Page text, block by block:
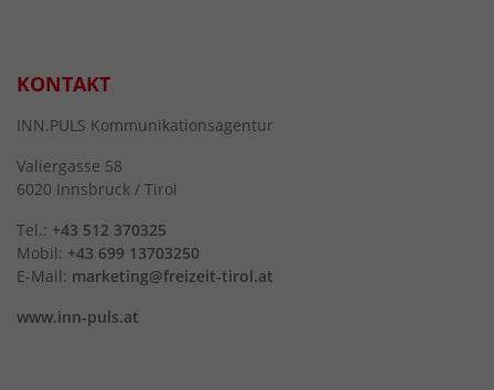
KONTAKT
INN.PULS Kommunikationsagentur
Valiergasse 58
6020 Innsbruck / Tirol
Tel.: +43 512 370325
Mobil: +43 699 13703250
E-Mail: marketing@freizeit-tirol.at
www.inn-puls.at